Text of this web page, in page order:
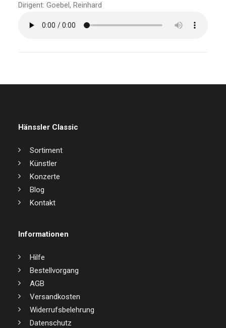
Dirigent: Goebel, Reinhard
Hänssler Classic
Sortiment
Künstler
Konzerte
Blog
Kontakt
Informationen
Hilfe
Bestellvorgang
AGB
Versandkosten
Widerrufsbelehrung
Datenschutz